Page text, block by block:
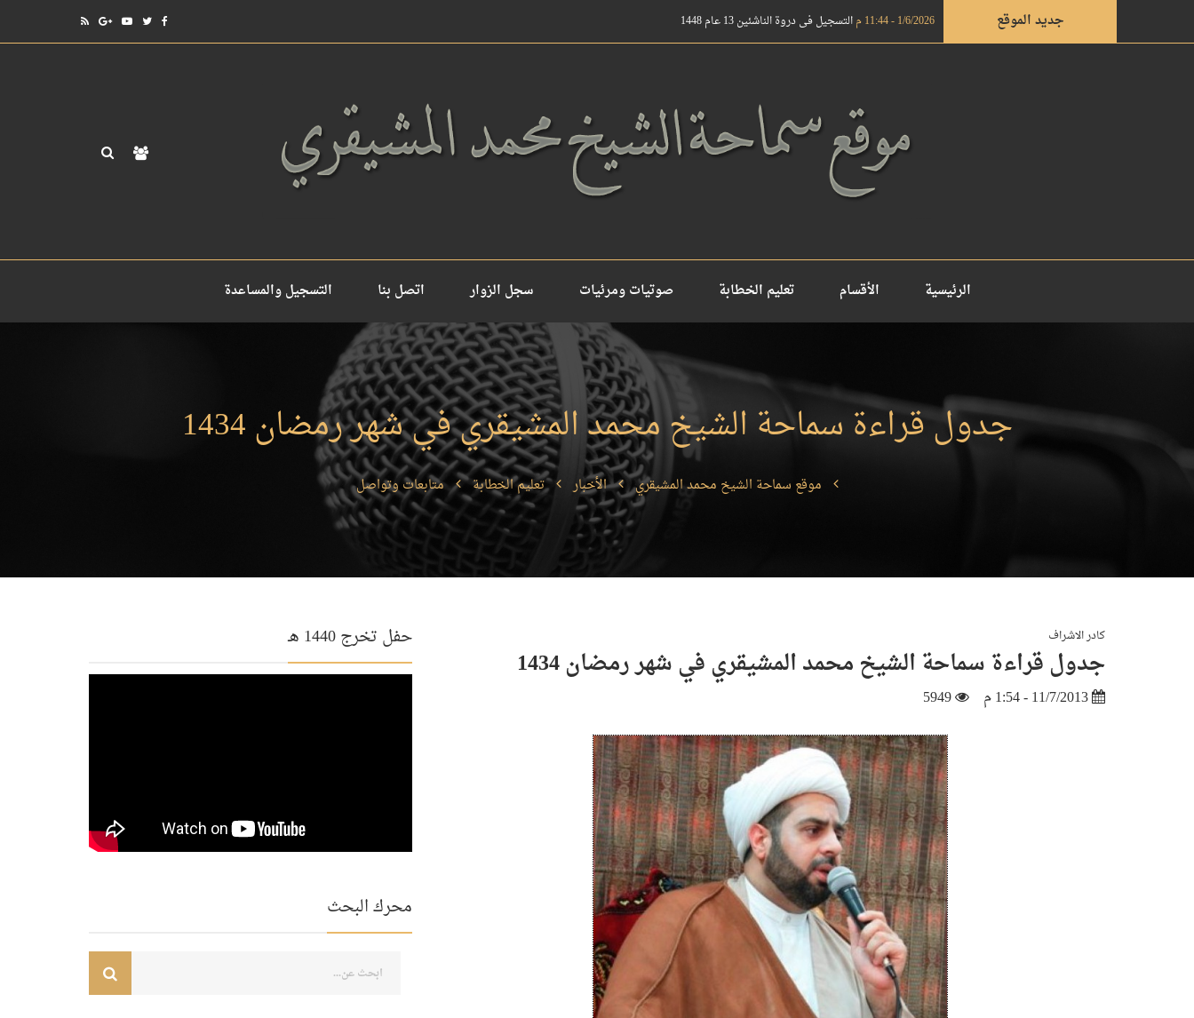
جديد الموقع 1/6/2026 - 11:44 م التسجيل في دروة الناشئين 13 عام 1448
الرئيسية الأقسام تعليم الخطابة صوتيات ومرئيات سجل الزوار اتصل بنا التسجيل والمساعدة
جدول قراءة سماحة الشيخ محمد المشيقري في شهر رمضان 1434
موقع سماحة الشيخ محمد المشيقري الأخبار تعليم الخطابة متابعات وتواصل
كادر الاشراف
جدول قراءة سماحة الشيخ محمد المشيقري في شهر رمضان 1434
11/7/2013 - 1:54 م 5949
حفل تخرج 1440 هـ
محرك البحث